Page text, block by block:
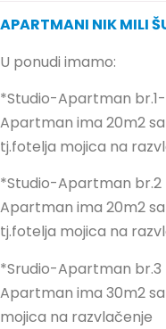
APARTMANI NIK MILI
U ponudi imamo:
*Studio-Apartman
Apartman ima 20m2
tj.fotelja mojica na
*Studio-Apartman br.2
Apartman ima 20m2
tj.fotelja mojica na
*Srudio-Apartman br.3
Apartman ima 30m2
mojica na razvlačenje